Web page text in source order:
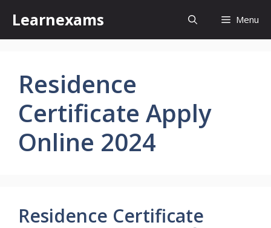
content
Learnexams Menu
Residence
Certificate Apply
Online 2024
Residence Certificate